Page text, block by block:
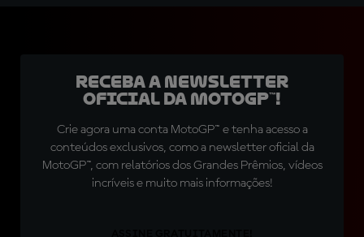
Receba a newsletter
oficial da MotoGP™!
Crie agora uma conta MotoGP™ e tenha acesso a
conteúdos exclusivos, como a newsletter oficial da
MotoGP™, com relatórios dos Grandes Prêmios, vídeos
incríveis e muito mais informações!